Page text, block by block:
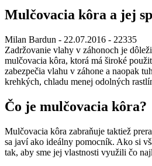
Mulčovacia kôra a jej
Milan Bardun - 22.07.2016 - 22335
Zadržovanie vlahy v záhonoch je
mulčovacia kôra, ktorá má široké
zabezpečia vlahu v záhone a naopak
krehkých, chladu menej odolných
Čo je mulčovacia kôra?
Mulčovacia kôra zabraňuje taktiež
sa javí ako ideálny pomocník. Ako si
tak, aby sme jej vlastnosti využili čo